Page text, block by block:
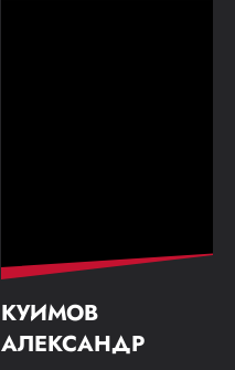
КУИМОВ
АЛЕКСАНДР